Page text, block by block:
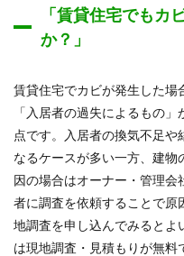
「賃貸住宅でもカ
か？」
賃貸住宅でカビが発生した場
「入居者の過失によるもの
点です。入居者の換気不足や
なるケースが多い一方、建
因の場合はオーナー・管理
者に調査を依頼することで原
地調査を申し込んでみるとよ
は現地調査・見積もりが無